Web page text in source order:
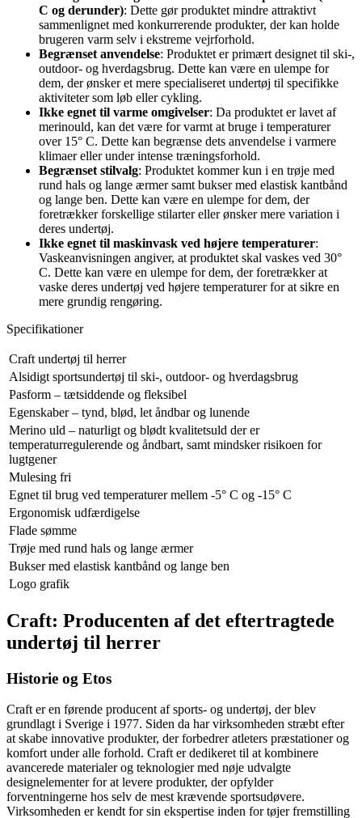
C og derunder): Dette gør produktet mindre attraktivt
sammenlignet med konkurrerende produkter, der kan holde
brugeren varm selv i ekstreme vejrforhold.
Begrænset anvendelse: Produktet er primært designet til ski-,
outdoor- og hverdagsbrug. Dette kan være en ulempe for
dem, der ønsker et mere specialiseret undertøj til specifikke
aktiviteter som løb eller cykling.
Ikke egnet til varme omgivelser: Da produktet er lavet af
merinould, kan det være for varmt at bruge i temperaturer
over 15° C. Dette kan begrænse dets anvendelse i varmere
klimaer eller under intense træningsforhold.
Begrænset stilvalg: Produktet kommer kun i en trøje med
rund hals og lange ærmer samt bukser med elastisk kantbånd
og lange ben. Dette kan være en ulempe for dem, der
foretrækker forskellige stilarter eller ønsker mere variation i
deres undertøj.
Ikke egnet til maskinvask ved højere temperaturer:
Vaskeanvisningen angiver, at produktet skal vaskes ved 30°
C. Dette kan være en ulempe for dem, der foretrækker at
vaske deres undertøj ved højere temperaturer for at sikre en
mere grundig rengøring.
Specifikationer
Craft undertøj til herrer
Alsidigt sportsundertøj til ski-, outdoor- og hverdagsbrug
Pasform – tætsiddende og fleksibel
Egenskaber – tynd, blød, let åndbar og lunende
Merino uld – naturligt og blødt kvalitetsuld der er
temperaturregulerende og åndbart, samt mindsker risikoen for
lugtgener
Mulesing fri
Egnet til brug ved temperaturer mellem -5° C og -15° C
Ergonomisk udfærdigelse
Flade sømme
Trøje med rund hals og lange ærmer
Bukser med elastisk kantbånd og lange ben
Logo grafik
Craft: Producenten af det eftertragtede
undertøj til herrer
Historie og Etos
Craft er en førende producent af sports- og undertøj, der blev
grundlagt i Sverige i 1977. Siden da har virksomheden stræbt efter
at skabe innovative produkter, der forbedrer atleters præstationer og
komfort under alle forhold. Craft er dedikeret til at kombinere
avancerede materialer og teknologier med nøje udvalgte
designelementer for at levere produkter, der opfylder
forventningerne hos selv de mest krævende sportsudøvere.
Virksomheden er kendt for sin ekspertise inden for tøjer fremstilling